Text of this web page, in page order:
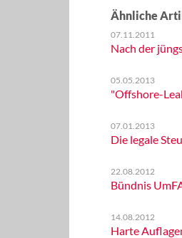
Ähnliche
07.11.2011
Nach der
05.05.2013
"Offshore-
07.01.2013
Die legale
22.08.2012
Bündnis
14.08.2012
Harte